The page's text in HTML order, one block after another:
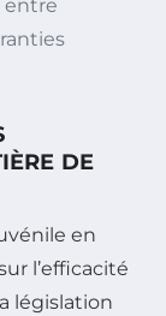
entre
DE
en
l’efficacité
législation